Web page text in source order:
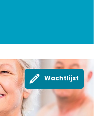
Wachtlijst